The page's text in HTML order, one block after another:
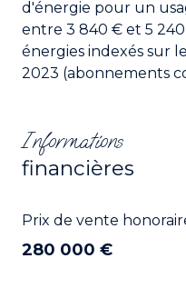
d'énergie pour un
entre 3 840 € et 5
énergies indexés sur
2023 (abonnements
Informations
financières
Prix de vente
280 000 €